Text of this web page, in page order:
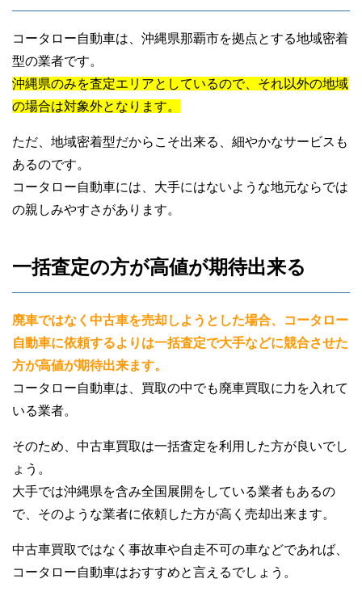
コータロー自動車は、沖縄県那覇市を拠点とする地域密着
型の業者です。
沖縄県のみを査定エリアとしているので、それ以外の地域
の場合は対象外となります。
ただ、地域密着型だからこそ出来る、細やかなサービスも
あるのです。
コータロー自動車には、大手にはないような地元ならでは
の親しみやすさがあります。
一括査定の方が高値が期待出来る
廃車ではなく中古車を売却しようとした場合、コータロー
自動車に依頼するよりは一括査定で大手などに競合させた
方が高値が期待出来ます。
コータロー自動車は、買取の中でも廃車買取に力を入れて
いる業者。
そのため、中古車買取は一括査定を利用した方が良いでし
ょう。
大手では沖縄県を含み全国展開をしている業者もあるの
で、そのような業者に依頼した方が高く売却出来ます。
中古車買取ではなく事故車や自走不可の車などであれば、
コータロー自動車はおすすめと言えるでしょう。